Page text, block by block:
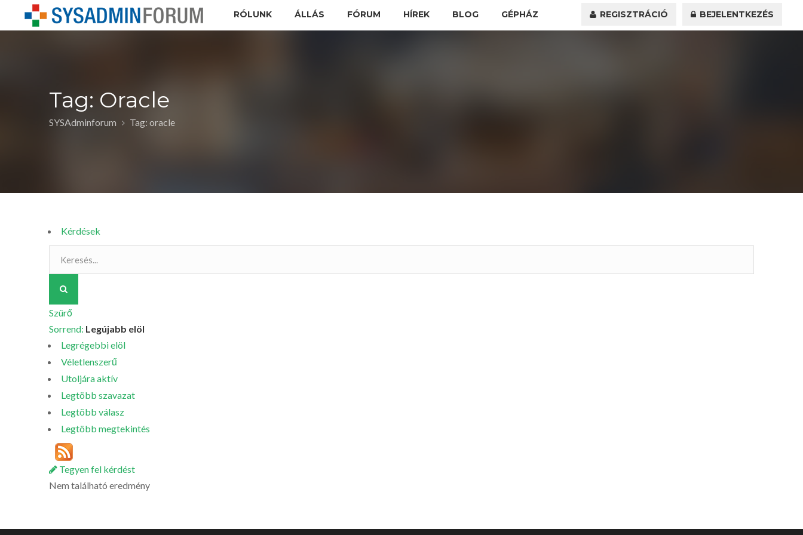
RÓLUNK ÁLLÁS FÓRUM HÍREK BLOG GÉPHÁZ REGISZTRÁCIÓ BEJELENTKEZÉS
Tag: Oracle
SYSAdminforum Tag: oracle
Kérdések
Szürő
Sorrend: Legújabb elöl
Legrégebbi elöl
Véletlenszerű
Utoljára aktív
Legtöbb szavazat
Legtöbb válasz
Legtöbb megtekintés
Tegyen fel kérdést
Nem található eredmény